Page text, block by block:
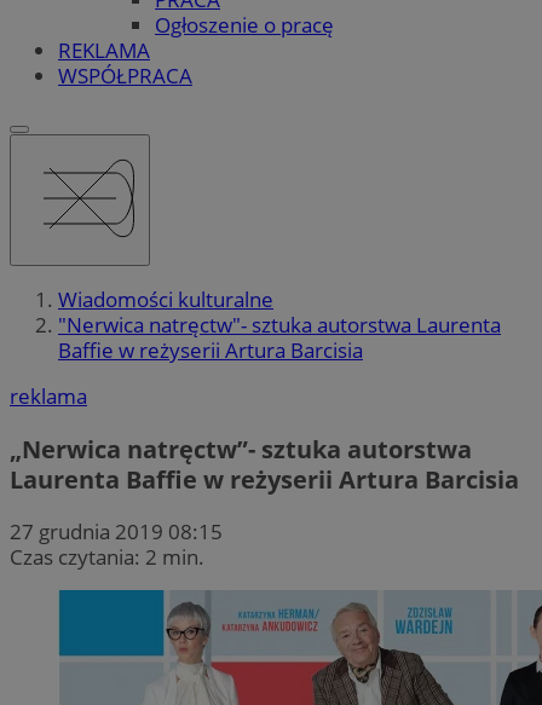
Ogłoszenie o pracę
REKLAMA
WSPÓŁPRACA
Wiadomości kulturalne
"Nerwica natręctw"- sztuka autorstwa Laurenta
Baffie w reżyserii Artura Barcisia
reklama
„Nerwica natręctw”- sztuka autorstwa
Laurenta Baffie w reżyserii Artura Barcisia
27 grudnia 2019 08:15
Czas czytania: 2 min.